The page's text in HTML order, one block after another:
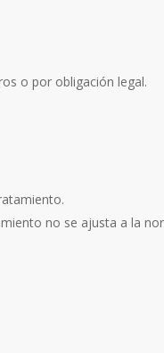
o por obligación legal.
no se ajusta a la